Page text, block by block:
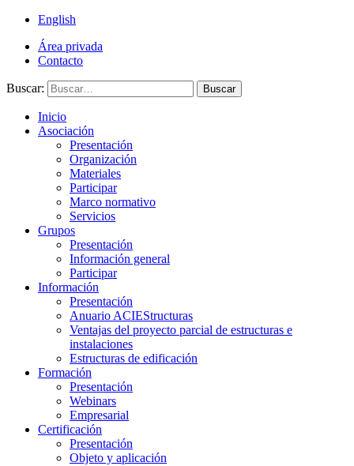
English
Área privada
Contacto
Buscar: Buscar
Inicio
Asociación
Presentación
Organización
Materiales
Participar
Marco normativo
Servicios
Grupos
Presentación
Información general
Participar
Información
Presentación
Anuario ACIEStructuras
Ventajas del proyecto parcial de estructuras e
instalaciones
Estructuras de edificación
Formación
Presentación
Webinars
Empresarial
Certificación
Presentación
Objeto y aplicación